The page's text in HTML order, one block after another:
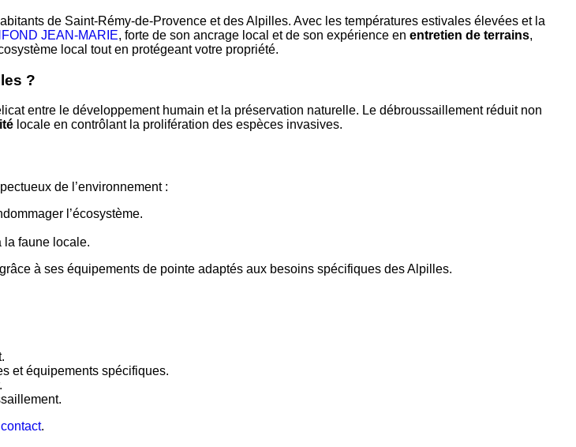
de Saint-Rémy-de-Provence et des Alpilles. Avec les températures estivales élevées et la
JEAN-MARIE, forte de son ancrage local et de son expérience en entretien de terrains,
local tout en protégeant votre propriété.
?
entre le développement humain et la préservation naturelle. Le débroussaillement réduit non
locale en contrôlant la prolifération des espèces invasives.
de l’environnement :
l’écosystème.
la faune locale.
à ses équipements de pointe adaptés aux besoins spécifiques des Alpilles.
et équipements spécifiques.
.